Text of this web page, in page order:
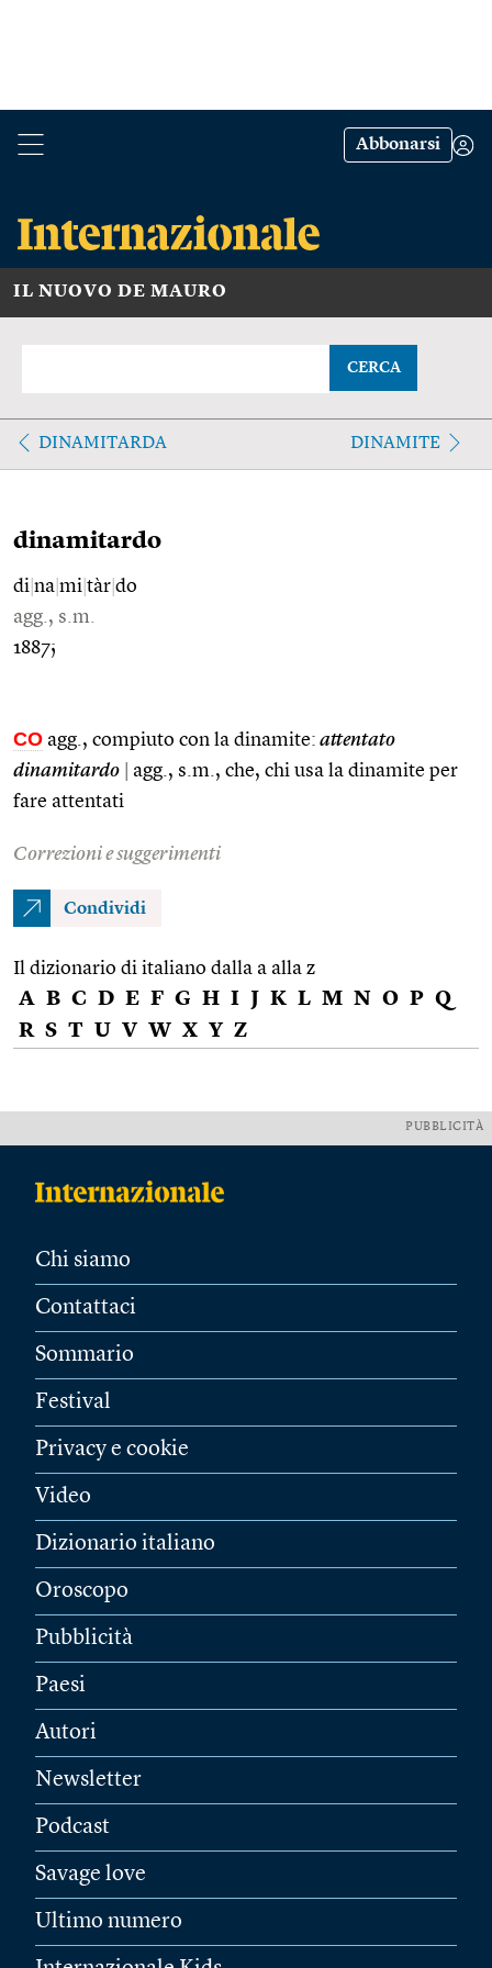
Abbonarsi
IL NUOVO DE MAURO
CERCA
DINAMITARDA DINAMITE
dinamitardo
di na mi tàr do
agg., s.m.
1887;
CO agg., compiuto con la dinamite: attentato
dinamitardo
agg., s.m., che, chi usa la dinamite per
fare attentati
Correzioni e suggerimenti
Condividi
Il dizionario di italiano dalla a alla z
A B C D E F G H I J K L M N O P Q
R S T U V W X Y Z
PUBBLICITÀ
Chi siamo
Contattaci
Sommario
Festival
Privacy e cookie
Video
Dizionario italiano
Oroscopo
Pubblicità
Paesi
Autori
Newsletter
Podcast
Savage love
Ultimo numero